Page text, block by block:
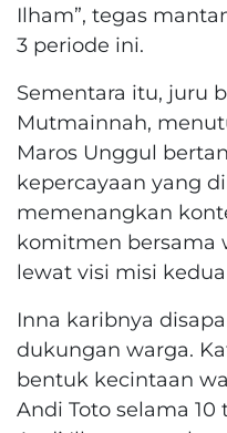
Ilham”, tegas
3 periode ini.
Sementara itu, juru
Mutmainnah,
Maros Unggul
kepercayaan yang
memenangkan
komitmen bersama
lewat visi misi
Inna karibnya
dukungan warga.
bentuk kecintaan
Andi Toto selama